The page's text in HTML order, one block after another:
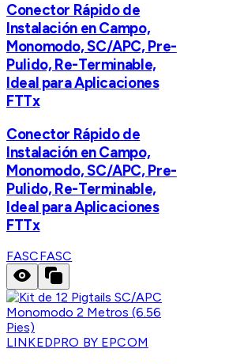
Conector Rápido de
Instalación en Campo,
Monomodo, SC/APC, Pre-
Pulido, Re-Terminable,
Ideal para Aplicaciones
FTTx
Conector Rápido de
Instalación en Campo,
Monomodo, SC/APC, Pre-
Pulido, Re-Terminable,
Ideal para Aplicaciones
FTTx
FASCFASC
LINKEDPRO BY EPCOM